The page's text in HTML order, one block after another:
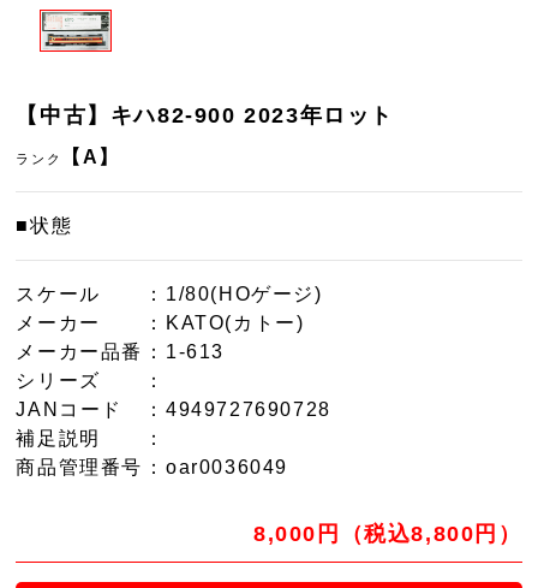
【中古】キハ82-900 2023年ロット
ランク 【A】
■状態
スケール
：1/80(HOゲージ)
メーカー
：KATO(カトー)
メーカー品番
：1-613
シリーズ
：
JANコード
：4949727690728
補足説明
：
商品管理番号 ：oar0036049
8,000円（税込8,800円）